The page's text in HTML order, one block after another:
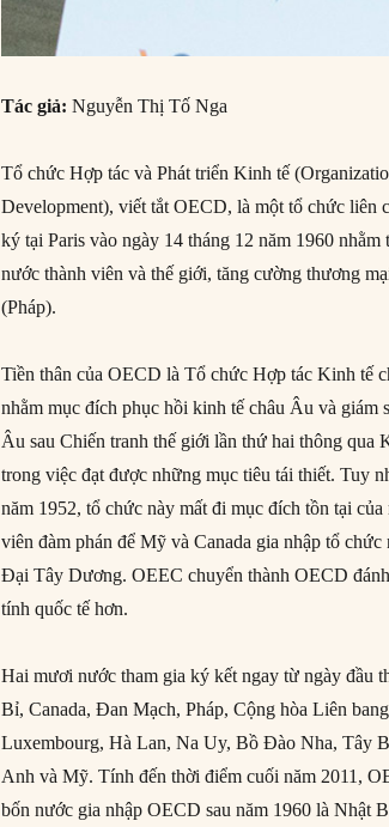
Tác giả:Nguyễn Thị Tố Nga
Tổ chức Hợp tác và Phát triển Kinh tế
Development), viết tắt OECD, là một tổ chức liên
ký tại Paris vào ngày 14 tháng 12 năm 1960
nước thành viên và thế giới, tăng cường thương
(Pháp).
Tiền thân của OECD là Tổ chức Hợp tác Kinh tế
nhằm mục đích phục hồi kinh tế châu Âu và giám
Âu sau Chiến tranh thế giới lần thứ hai thông qua
trong việc đạt được những mục tiêu tái thiết. Tuy
năm 1952, tổ chức này mất đi mục đích tồn tại
viên đàm phán để Mỹ và Canada gia nhập tổ
Đại Tây Dương. OEEC chuyển thành OECD
tính quốc tế hơn.
Hai mươi nước tham gia ký kết ngay từ ngày đầu
Bỉ, Canada, Đan Mạch, Pháp, Cộng hòa Liên
Luxembourg, Hà Lan, Na Uy, Bồ Đào Nha, Tây
Anh và Mỹ. Tính đến thời điểm cuối năm 2011,
bốn nước gia nhập OECD sau năm 1960 là Nhật